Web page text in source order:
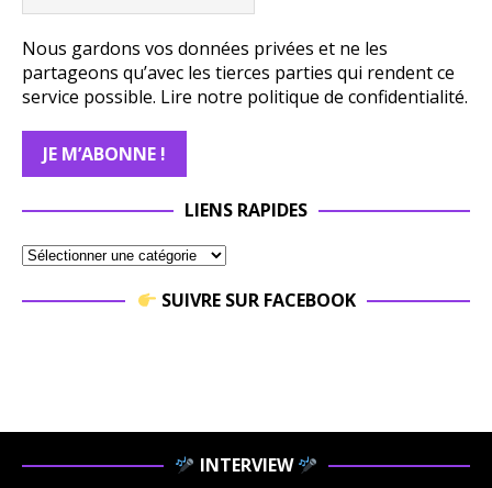
Nous gardons vos données privées et ne les
partageons qu’avec les tierces parties qui rendent ce
service possible. Lire notre politique de confidentialité.
LIENS RAPIDES
SUIVRE SUR FACEBOOK
INTERVIEW